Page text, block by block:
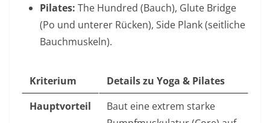
Pilates: The Hundred (Bauch), Glute Bridge
(Po und unterer Rücken), Side Plank (seitliche
Bauchmuskeln).
Kriterium
Details zu Yoga & Pilates
Hauptvorteil
Baut eine extrem starke